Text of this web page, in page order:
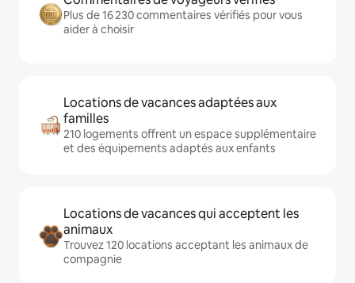
Plus de 16 230 commentaires vérifiés pour vous
aider à choisir
Locations de vacances adaptées aux
familles
210 logements offrent un espace supplémentaire
et des équipements adaptés aux enfants
Locations de vacances qui acceptent les
animaux
Trouvez 120 locations acceptant les animaux de
compagnie